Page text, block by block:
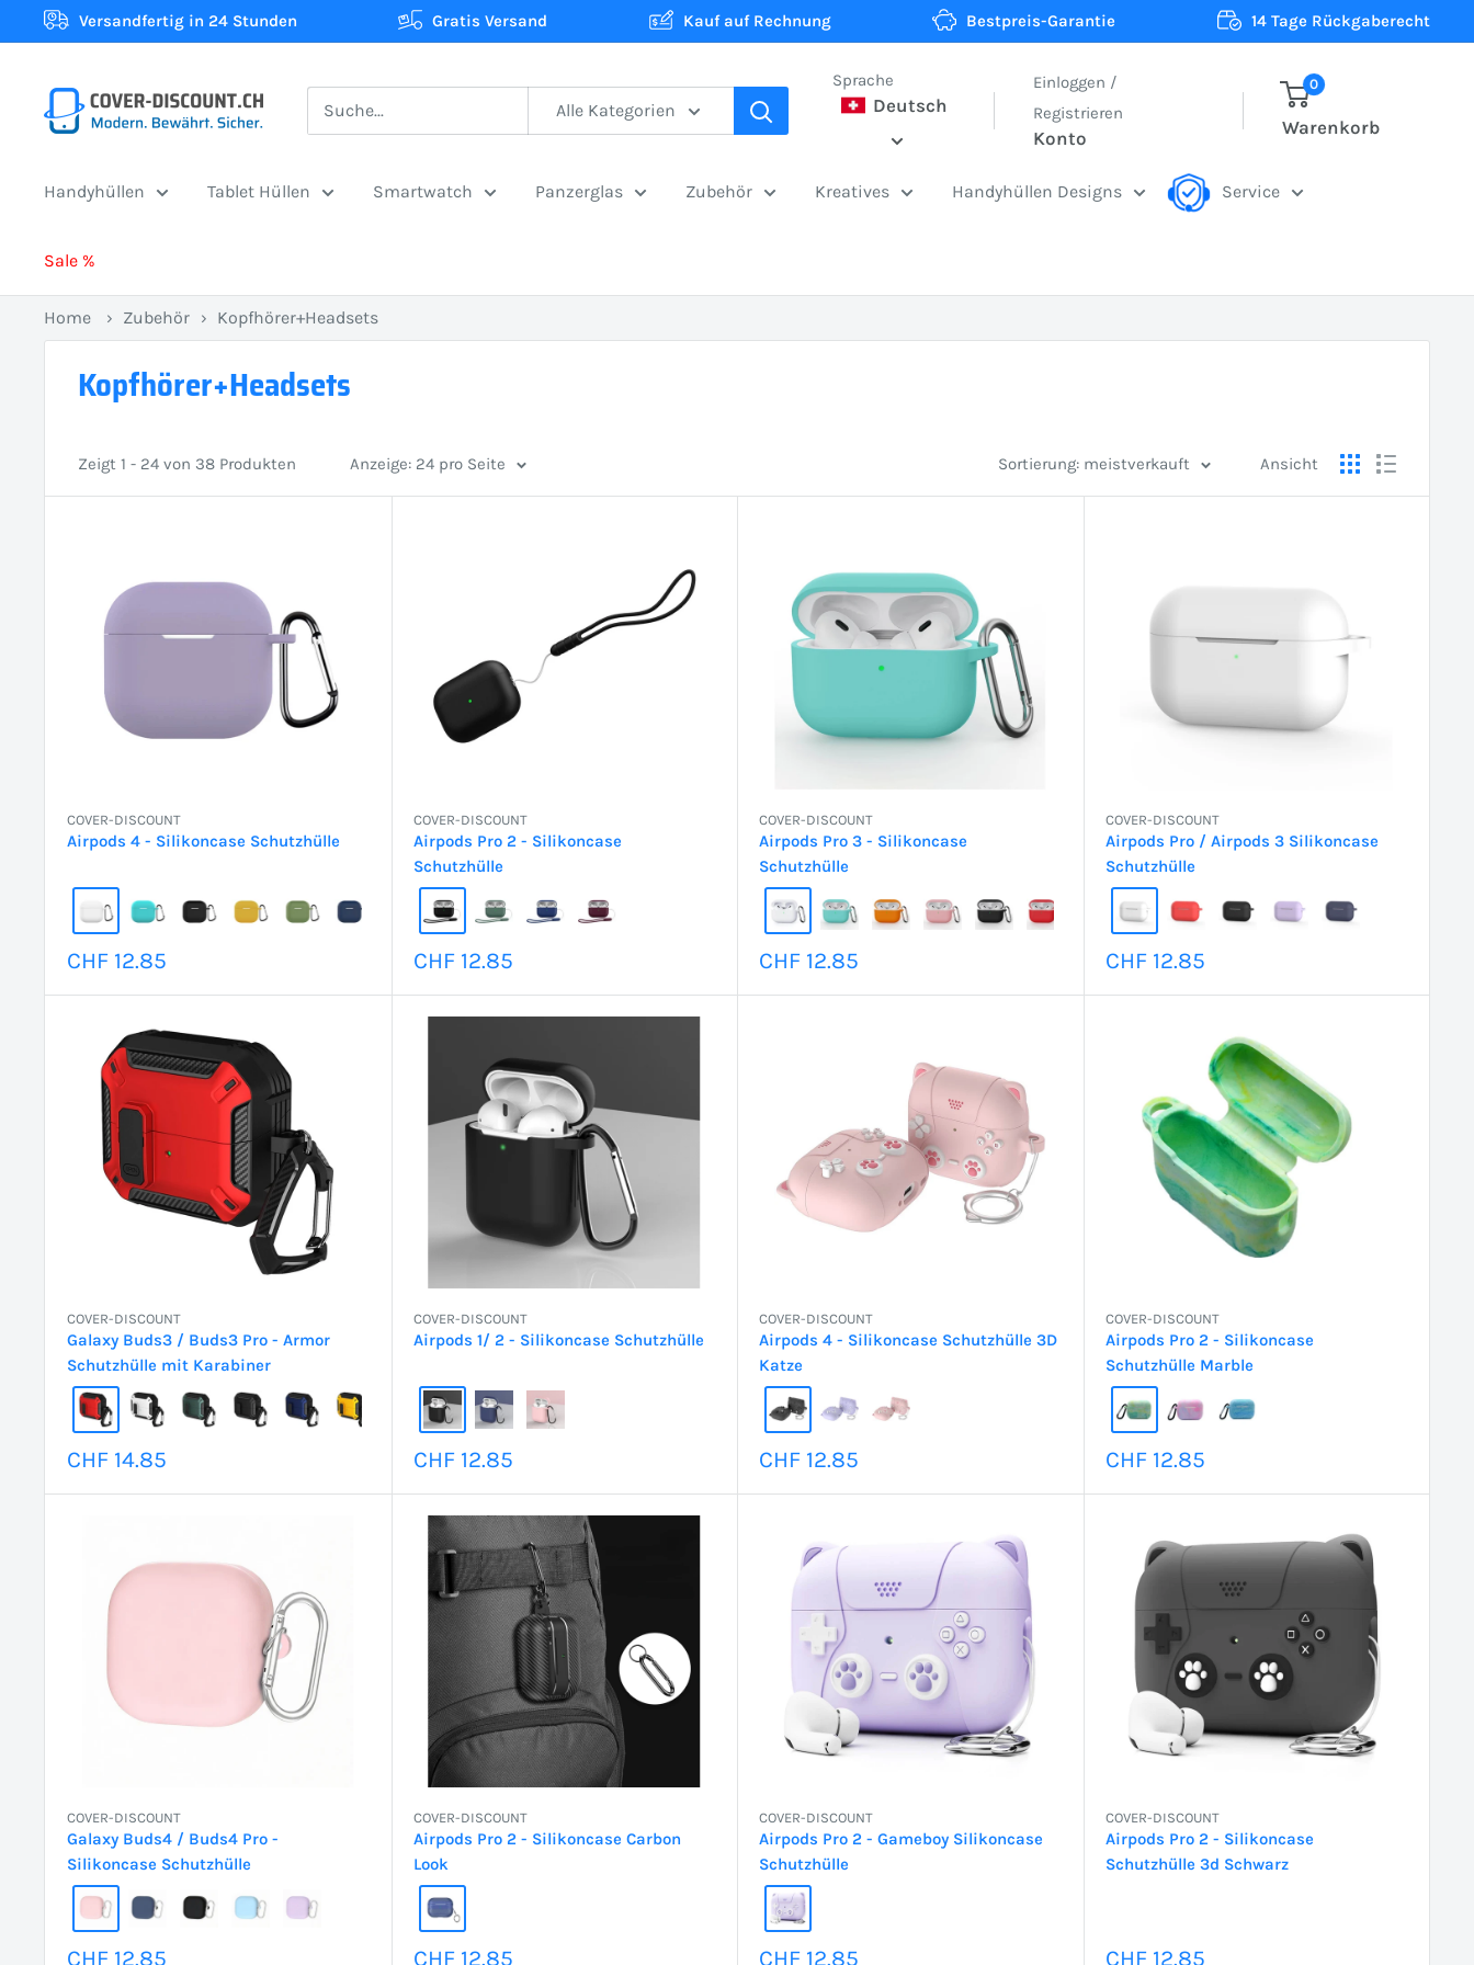
Direkt
zum
Versandfertig in 24 Stunden Gratis Versand Kauf auf Rechnung Bestpreis-Garantie 14 Tage Rückgaberecht
Cover-
Discount.ch:
Onlineshop
der
Schweiz
für
Alle Kategorien
Sprache
Deutsch
Einloggen /
Registrieren
Konto
0
Warenkorb
Handyhüllen Tablet Hüllen Smartwatch Panzerglas Zubehör Kreatives Handyhüllen Designs
Sale %
Service
Home › Zubehör › Kopfhörer+Headsets
Kopfhörer+Headsets
Zeigt 1 - 24 von 38 Produkten Anzeige: 24 pro Seite Sortierung: meistverkauft Ansicht
COVER-DISCOUNT
Airpods 4 - Silikoncase Schutzhülle
Sonderpreis
CHF 12.85
COVER-DISCOUNT
Airpods Pro 2 - Silikoncase
Schutzhülle
Sonderpreis
CHF 12.85
COVER-DISCOUNT
Airpods Pro 3 - Silikoncase
Schutzhülle
Sonderpreis
CHF 12.85
COVER-DISCOUNT
Airpods Pro / Airpods 3 Silikoncase
Schutzhülle
Sonderpreis
CHF 12.85
COVER-DISCOUNT
Galaxy Buds3 / Buds3 Pro - Armor
Schutzhülle mit Karabiner
Sonderpreis
CHF 14.85
COVER-DISCOUNT
Airpods 1/ 2 - Silikoncase Schutzhülle
Sonderpreis
CHF 12.85
COVER-DISCOUNT
Airpods 4 - Silikoncase Schutzhülle 3D
Katze
Sonderpreis
CHF 12.85
COVER-DISCOUNT
Airpods Pro 2 - Silikoncase
Schutzhülle Marble
Sonderpreis
CHF 12.85
COVER-DISCOUNT
Galaxy Buds4 / Buds4 Pro -
Silikoncase Schutzhülle
Sonderpreis
CHF 12.85
COVER-DISCOUNT
Airpods Pro 2 - Silikoncase Carbon
Look
Sonderpreis
CHF 12.85
COVER-DISCOUNT
Airpods Pro 2 - Gameboy Silikoncase
Schutzhülle
Sonderpreis
CHF 12.85
COVER-DISCOUNT
Airpods Pro 2 - Silikoncase
Schutzhülle 3d Schwarz
Sonderpreis
CHF 12.85